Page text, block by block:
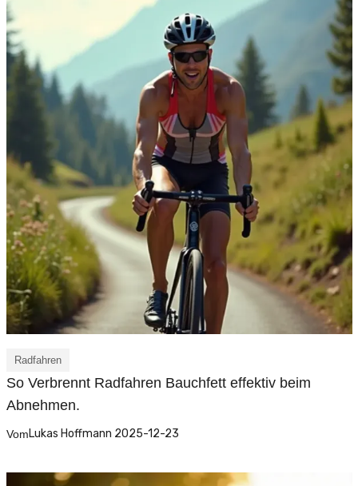
Radfahren
So Verbrennt Radfahren Bauchfett effektiv beim
Abnehmen.
VomLukas Hoffmann 2025-12-23